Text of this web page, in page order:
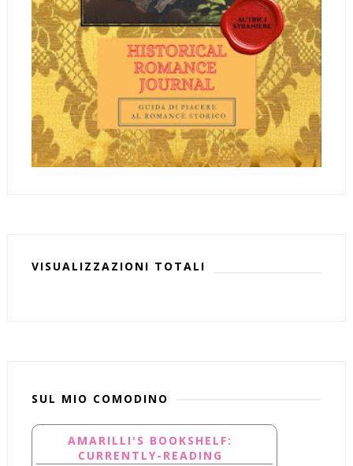
VISUALIZZAZIONI TOTALI
SUL MIO COMODINO
AMARILLI'S BOOKSHELF:
CURRENTLY-READING